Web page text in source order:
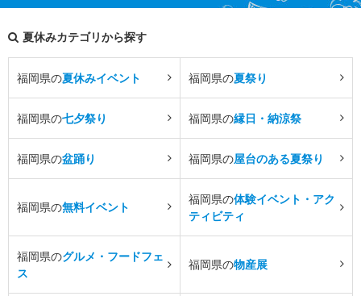
夏休みカテゴリから探す
福岡県の夏休みイベント 福岡県の夏祭り
福岡県の七夕祭り 福岡県の縁日・納涼祭
福岡県の盆踊り 福岡県の屋台のある夏祭り
福岡県の無料イベント
福岡県の体験イベント・アク
ティビティ
福岡県のグルメ・フードフェ
ス
福岡県の物産展